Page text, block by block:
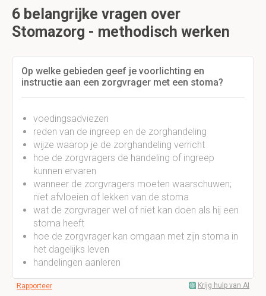
6 belangrijke vragen over
Stomazorg - methodisch werken
Op welke gebieden geef je voorlichting en
instructie aan een zorgvrager met een stoma?
voedingsadviezen
reden van de ingreep en de zorghandeling
wijze waarop je de zorghandeling verricht
hoe de zorgvragers de handeling of ingreep
kunnen ervaren
wanneer de zorgvragers moeten waarschuwen;
niet afvloeien of lekken van de stoma
wat de zorgvrager wel of niet kan doen als hij een
stoma heeft
hoe de zorgvrager kan omgaan met zijn stoma in
het dagelijks leven
handelingen aanleren
Rapporteer Krijg hulp van AI